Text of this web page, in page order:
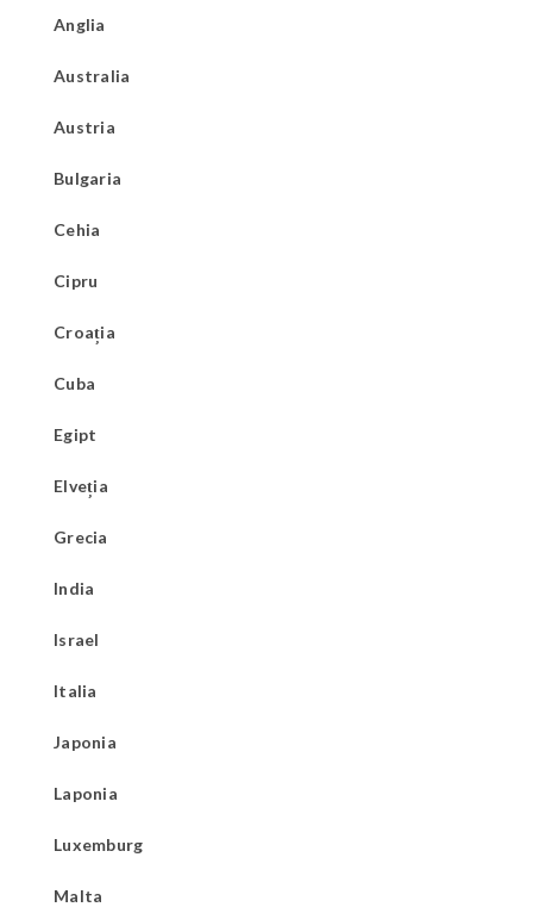
Anglia
Australia
Austria
Bulgaria
Cehia
Cipru
Croația
Cuba
Egipt
Elveția
Grecia
India
Israel
Italia
Japonia
Laponia
Luxemburg
Malta